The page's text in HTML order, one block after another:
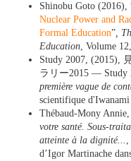
Shinobu Goto (2016),
Nuclear Power and
Formal Education”,
Education, Volume
Study 2007, (2015),
ラリー2015 — Study
première vague de
scientifique
Thébaud-Mony Annie,
votre santé. Sous-
atteinte à la dignité... ,
d’Igor Martinache